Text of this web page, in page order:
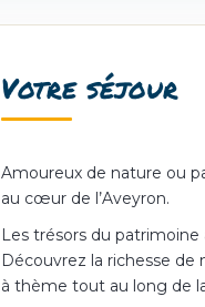
Votre séjour
Amoureux de nature ou
au cœur de l’Aveyron.
Les trésors du patrimoine
Découvrez la richesse
à thème tout au long de